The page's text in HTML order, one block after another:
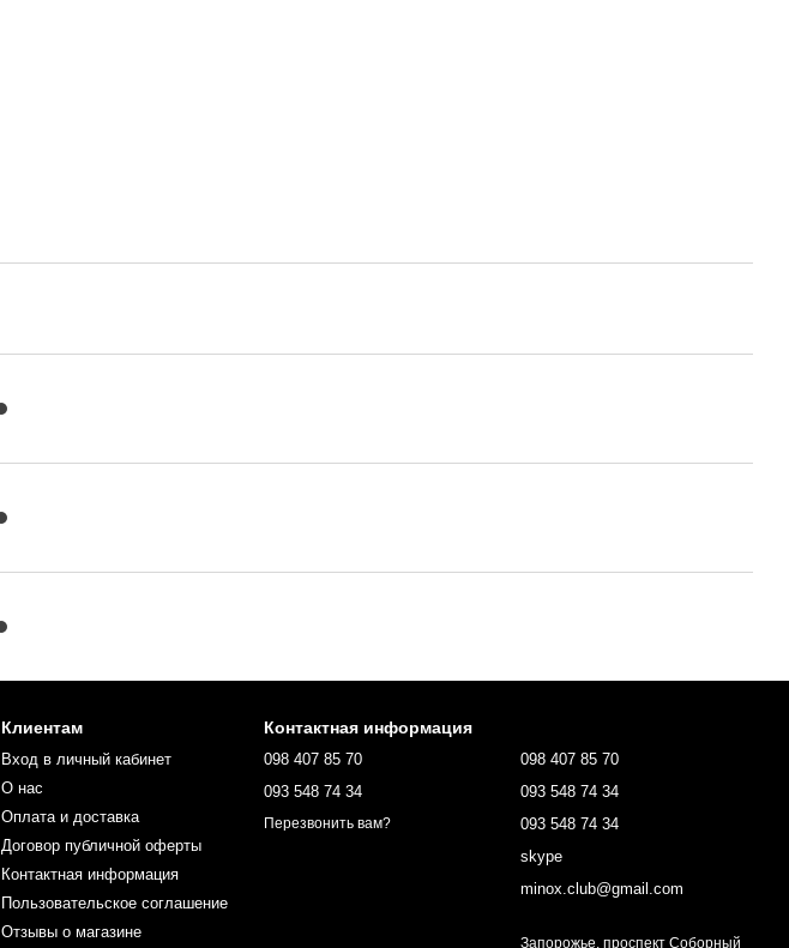
Клиентам
Вход в личный кабинет
О нас
Оплата и доставка
Договор публичной оферты
Контактная информация
Пользовательское соглашение
Отзывы о магазине
Контактная информация
098 407 85 70
093 548 74 34
Перезвонить вам?
098 407 85 70
093 548 74 34
093 548 74 34
skype
minox.club@gmail.com
Запорожье, проспект Соборный